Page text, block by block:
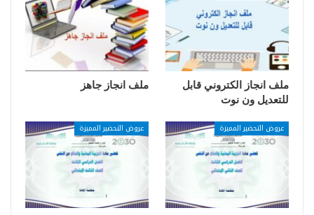
ملف انجاز الكتروني قابل
للتعديل ون نوت
ملف انجاز جاهز
عروض التحضير المميزة عروض التحضير المميزة